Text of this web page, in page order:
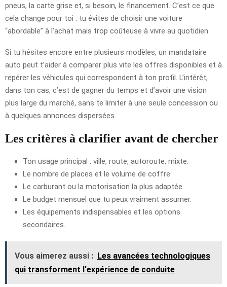
pneus, la carte grise et, si besoin, le financement. C’est ce que
cela change pour toi : tu évites de choisir une voiture
“abordable” à l’achat mais trop coûteuse à vivre au quotidien.
Si tu hésites encore entre plusieurs modèles, un mandataire
auto peut t’aider à comparer plus vite les offres disponibles et à
repérer les véhicules qui correspondent à ton profil. L’intérêt,
dans ton cas, c’est de gagner du temps et d’avoir une vision
plus large du marché, sans te limiter à une seule concession ou
à quelques annonces dispersées.
Les critères à clarifier avant de chercher
Ton usage principal : ville, route, autoroute, mixte.
Le nombre de places et le volume de coffre.
Le carburant ou la motorisation la plus adaptée.
Le budget mensuel que tu peux vraiment assumer.
Les équipements indispensables et les options
secondaires.
Vous aimerez aussi : Les avancées technologiques
qui transforment l'expérience de conduite